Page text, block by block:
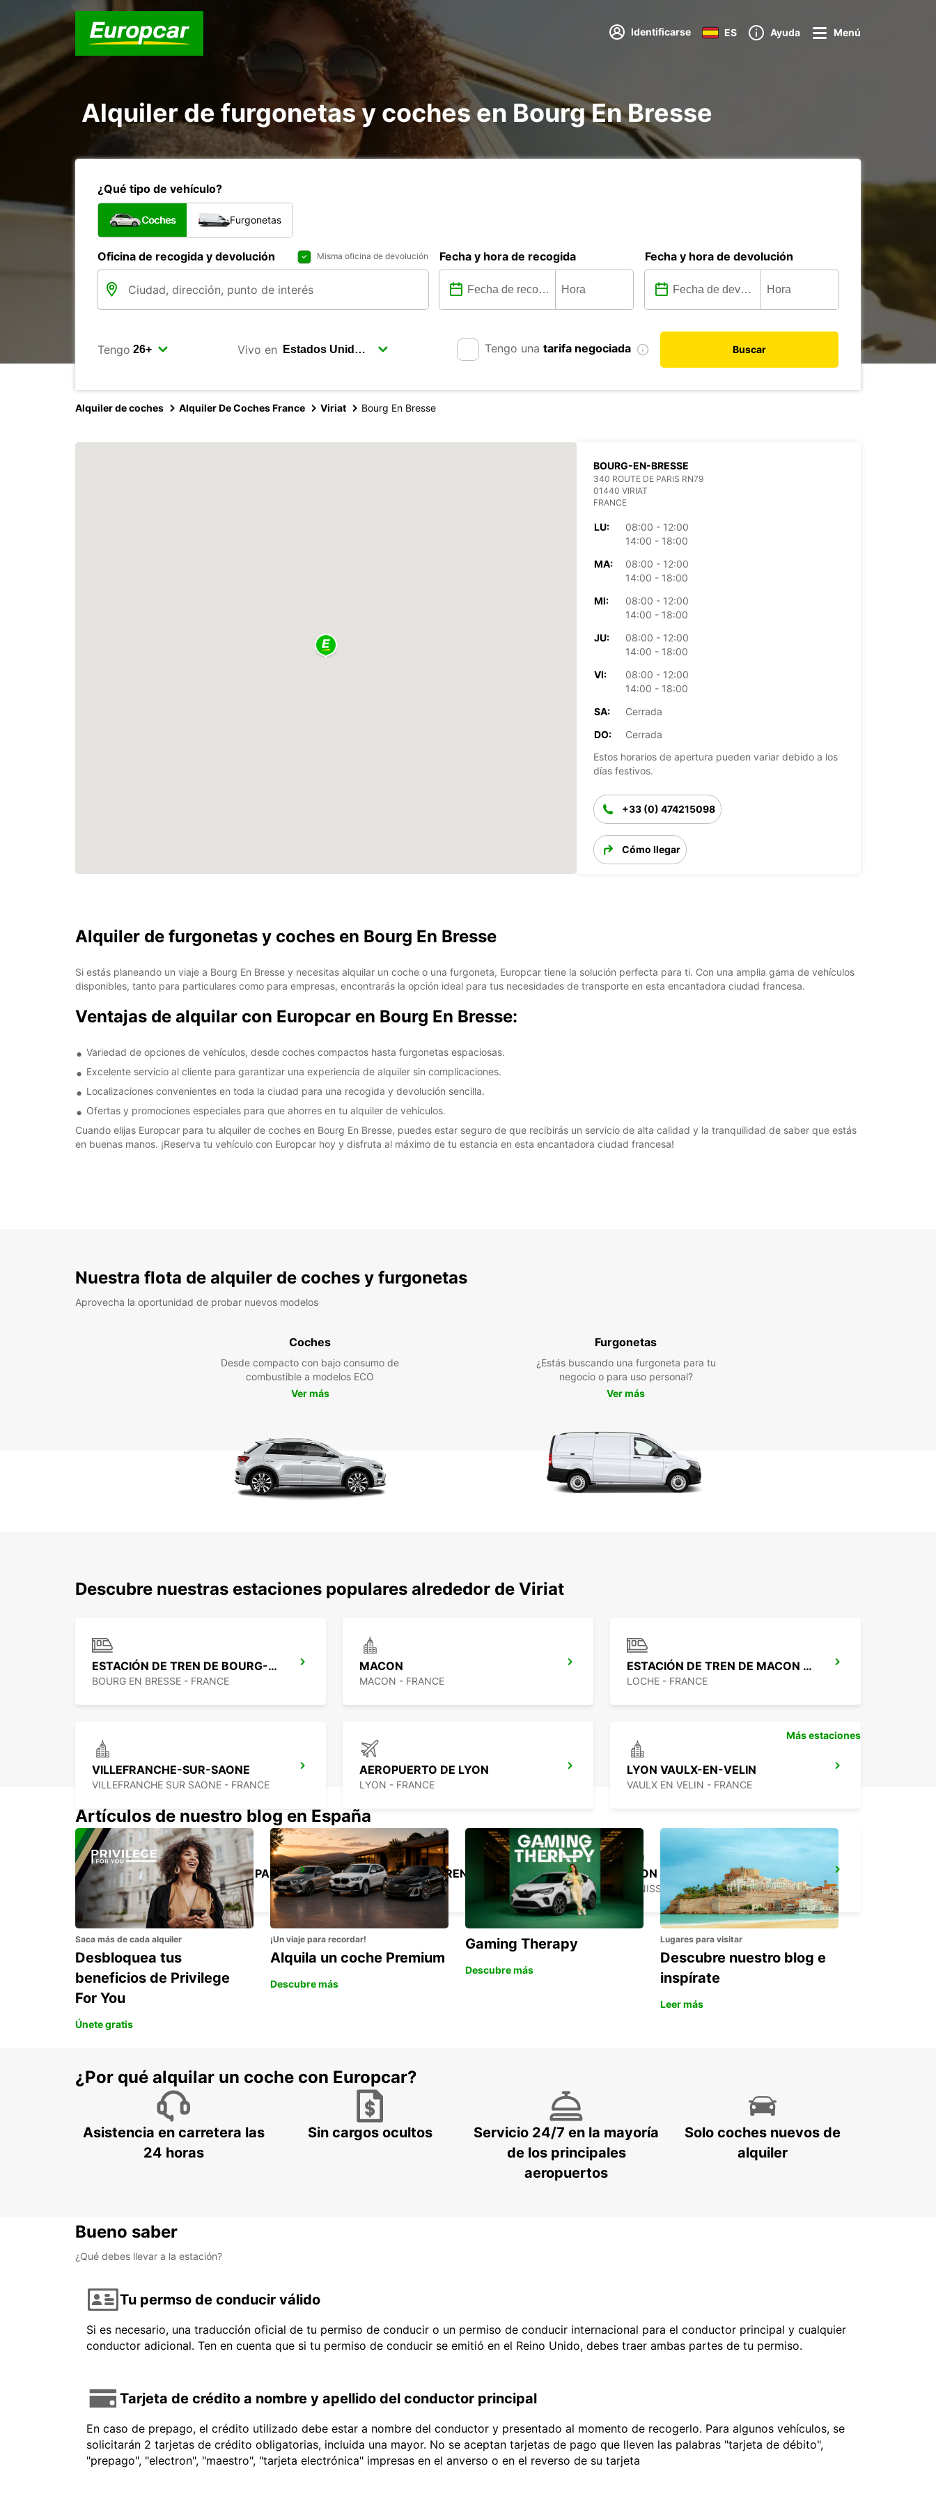
Identificarse ES Ayuda Menú
Alquiler de furgonetas y coches en Bourg En Bresse
¿Qué tipo de vehículo?
Coches Furgonetas
Oficina de recogida y devolución Misma oficina de devolución Fecha y hora de recogida Fecha y hora de devolución
Tengo Vivo en Tengo una tarifa negociada Buscar
Alquiler de coches Alquiler De Coches France Viriat Bourg En Bresse
BOURG-EN-BRESSE
340 ROUTE DE PARIS RN79
01440 VIRIAT
FRANCE
LU:
08:00 - 12:00
14:00 - 18:00
MA:
08:00 - 12:00
14:00 - 18:00
MI:
08:00 - 12:00
14:00 - 18:00
JU:
08:00 - 12:00
14:00 - 18:00
VI:
08:00 - 12:00
14:00 - 18:00
SA:
Cerrada
DO:
Cerrada
Estos horarios de apertura pueden variar debido a los
días festivos.
+33 (0) 474215098
Cómo llegar
Alquiler de furgonetas y coches en Bourg En Bresse
Si estás planeando un viaje a Bourg En Bresse y necesitas alquilar un coche o una furgoneta, Europcar tiene la solución perfecta para ti. Con una amplia gama de vehículos
disponibles, tanto para particulares como para empresas, encontrarás la opción ideal para tus necesidades de transporte en esta encantadora ciudad francesa.
Ventajas de alquilar con Europcar en Bourg En Bresse:
Variedad de opciones de vehículos, desde coches compactos hasta furgonetas espaciosas.
Excelente servicio al cliente para garantizar una experiencia de alquiler sin complicaciones.
Localizaciones convenientes en toda la ciudad para una recogida y devolución sencilla.
Ofertas y promociones especiales para que ahorres en tu alquiler de vehículos.
Cuando elijas Europcar para tu alquiler de coches en Bourg En Bresse, puedes estar seguro de que recibirás un servicio de alta calidad y la tranquilidad de saber que estás
en buenas manos. ¡Reserva tu vehículo con Europcar hoy y disfruta al máximo de tu estancia en esta encantadora ciudad francesa!
Nuestra flota de alquiler de coches y furgonetas
Aprovecha la oportunidad de probar nuevos modelos
Coches
Desde compacto con bajo consumo de
combustible a modelos ECO
Ver más
Furgonetas
¿Estás buscando una furgoneta para tu
negocio o para uso personal?
Ver más
Descubre nuestras estaciones populares alrededor de Viriat
ESTACIÓN DE TREN DE BOURG-EN-BRESSE - PUNTO DE SERVICIO
BOURG EN BRESSE - FRANCE
MACON
MACON - FRANCE
ESTACIÓN DE TREN DE MACON LOCHE
LOCHE - FRANCE
VILLEFRANCHE-SUR-SAONE
VILLEFRANCHE SUR SAONE - FRANCE
AEROPUERTO DE LYON
LYON - FRANCE
LYON VAULX-EN-VELIN
VAULX EN VELIN - FRANCE
ESTACIÓN DE TREN DE LYON PART-DIEU
LYON - FRANCE
ESTACIÓN DE TREN DE LYON PERRACHE
LYON - FRANCE
LYON VENISSIEUX
VENISSIEUX - FRANCE
Más estaciones
Artículos de nuestro blog en España
Saca más de cada alquiler
Desbloquea tus
beneficios de Privilege
For You
Únete gratis
¡Un viaje para recordar!
Alquila un coche Premium
Descubre más
Gaming Therapy
Descubre más
Lugares para visitar
Descubre nuestro blog e
inspírate
Leer más
¿Por qué alquilar un coche con Europcar?
Asistencia en carretera las
24 horas
Sin cargos ocultos
Servicio 24/7 en la mayoría
de los principales
aeropuertos
Solo coches nuevos de
alquiler
Bueno saber
¿Qué debes llevar a la estación?
Tu permso de conducir válido
Si es necesario, una traducción oficial de tu permiso de conducir o un permiso de conducir internacional para el conductor principal y cualquier
conductor adicional. Ten en cuenta que si tu permiso de conducir se emitió en el Reino Unido, debes traer ambas partes de tu permiso.
Tarjeta de crédito a nombre y apellido del conductor principal
En caso de prepago, el crédito utilizado debe estar a nombre del conductor y presentado al momento de recogerlo. Para algunos vehículos, se
solicitarán 2 tarjetas de crédito obligatorias, incluida una mayor. No se aceptan tarjetas de pago que lleven las palabras "tarjeta de débito",
"prepago", "electron", "maestro", "tarjeta electrónica" impresas en el anverso o en el reverso de su tarjeta